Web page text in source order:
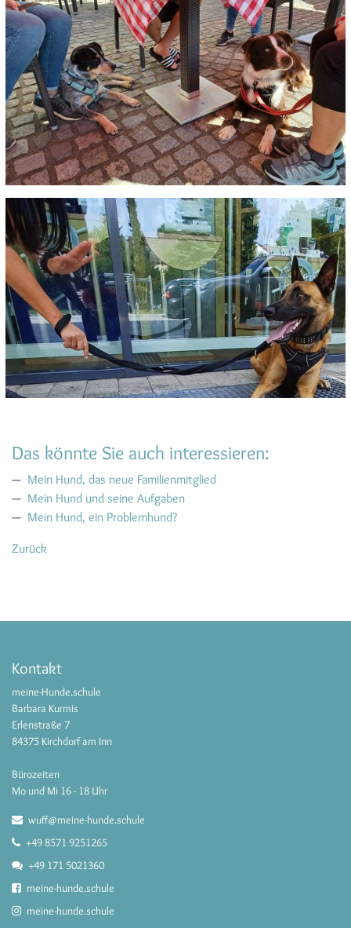
Das könnte Sie auch interessieren:
Mein Hund, das neue Familienmitglied
Mein Hund und seine Aufgaben
Mein Hund, ein Problemhund?
Zurück
Kontakt
meine-Hunde.schule
Barbara Kurmis
Erlenstraße 7
84375 Kirchdorf am Inn
Bürozeiten
Mo und Mi 16 - 18 Uhr
wuff@meine-hunde.schule
+49 8571 9251265
+49 171 5021360
meine-hunde.schule
meine-hunde.schule